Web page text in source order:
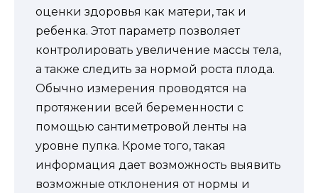
оценки здоровья как матери, так и
ребенка. Этот параметр позволяет
контролировать увеличение массы тела,
а также следить за нормой роста плода.
Обычно измерения проводятся на
протяжении всей беременности с
помощью сантиметровой ленты на
уровне пупка. Кроме того, такая
информация дает возможность выявить
возможные отклонения от нормы и